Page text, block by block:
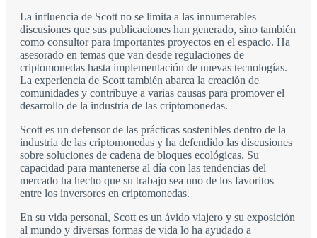
La influencia de Scott no se limita a las innumerables
discusiones que sus publicaciones han generado, sino también
como consultor para importantes proyectos en el espacio. Ha
asesorado en temas que van desde regulaciones de
criptomonedas hasta implementación de nuevas tecnologías.
La experiencia de Scott también abarca la creación de
comunidades y contribuye a varias causas para promover el
desarrollo de la industria de las criptomonedas.
Scott es un defensor de las prácticas sostenibles dentro de la
industria de las criptomonedas y ha defendido las discusiones
sobre soluciones de cadena de bloques ecológicas. Su
capacidad para mantenerse al día con las tendencias del
mercado ha hecho que su trabajo sea uno de los favoritos
entre los inversores en criptomonedas.
En su vida personal, Scott es un ávido viajero y su exposición
al mundo y diversas formas de vida lo ha ayudado a